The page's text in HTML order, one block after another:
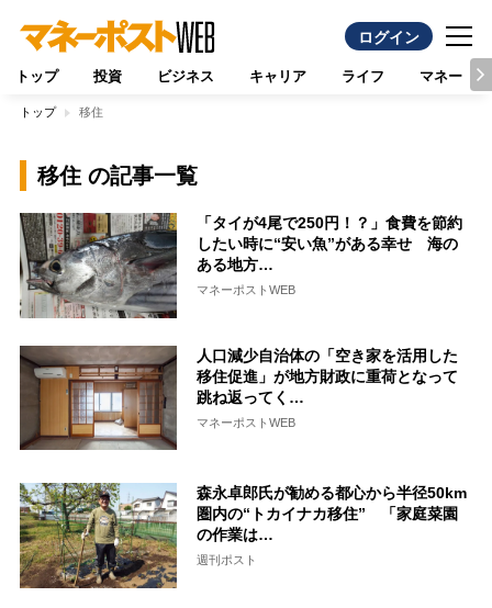
ログイン
トップ 投資 ビジネス キャリア ライフ マネー
トップ 移住
移住 の記事一覧
「タイが4尾で250円！？」食費を節約
したい時に“安い魚”がある幸せ 海の
ある地方…
マネーポストWEB
人口減少自治体の「空き家を活用した
移住促進」が地方財政に重荷となって
跳ね返ってく…
マネーポストWEB
森永卓郎氏が勧める都心から半径50km
圏内の“トカイナカ移住” 「家庭菜園
の作業は…
週刊ポスト